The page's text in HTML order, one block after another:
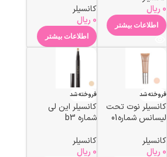
0 ریال
اطلاعات بیشتر
کانسیلر
0 ریال
اطلاعات بیشتر
فروخته شد
کانسیلر نوت تحت
لیسانس شماره01
کانسیلر
0 ریال
فروخته شد
کانسیلر این لی
شماره b3
کانسیلر
0 ریال